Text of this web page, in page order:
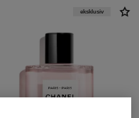
eksklusiv